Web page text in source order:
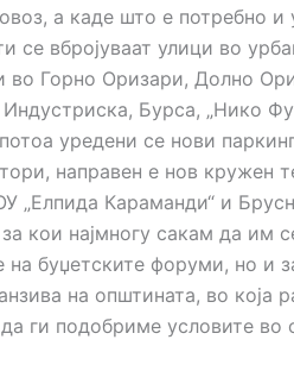
а каде што е потребно и
се вбројуваат улици во
во Горно Оризари, Долно
Бурса, „Нико
уредени се нови
направен е нов кружен
„Елпида Караманди“ и
кои најмногу сакам да им
на буџетските форуми, но и
на општината, во која
ги подобриме условите во